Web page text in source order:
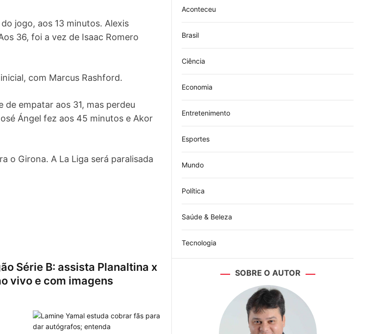
jogo, aos 13 minutos. Alexis
36, foi a vez de Isaac Romero
com Marcus Rashford.
empatar aos 31, mas perdeu
Ángel fez aos 45 minutos e Akor
o Girona. A La Liga será paralisada
Série B: assista Planaltina x
vivo e com imagens
Aconteceu
Brasil
Ciência
Economia
Entretenimento
Esportes
Mundo
Política
Saúde & Beleza
Tecnologia
SOBRE O AUTOR